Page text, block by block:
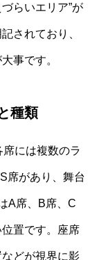
らいエリア”が
されており、
事です。
種類
には複数のラ
席があり、舞台
A席、B席、C
置です。座席
どが視界に影